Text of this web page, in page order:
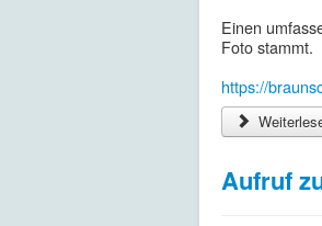
Einen
Foto stammt.
https://
Aufruf